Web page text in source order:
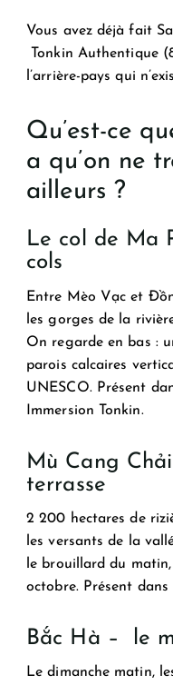
Vous avez déjà fait
Tonkin Authentique
l’arrière-pays qui
Qu’est-ce
a qu’on ne
ailleurs ?
Le col de Ma
cols
Entre Mèo Vạc et
les gorges de la
On regarde en bas :
parois calcaires
UNESCO. Présent
Immersion Tonkin.
Mù Cang
terrasse
2 200 hectares de
les versants de la
le brouillard du
octobre. Présent
Bắc Hà – le
Le dimanche matin,